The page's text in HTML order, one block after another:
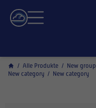
/ Alle Produkte / New group
New category / New category